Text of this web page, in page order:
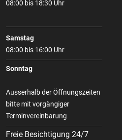
08:00 bis 18:30 Uhr
Samstag
08:00 bis 16:00 Uhr
Sonntag
Ausserhalb der Öffnungszeiten
bitte mit vorgängiger
Terminvereinbarung
Freie Besichtigung 24/7